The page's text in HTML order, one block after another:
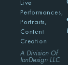
Live
Performances,
Portraits,
Content
Creation
A Division Of
IonDesign LLC